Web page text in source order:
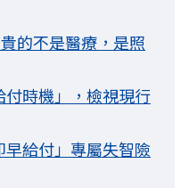
的不是醫療，是照
時機」，檢視現行
給付」專屬失智險